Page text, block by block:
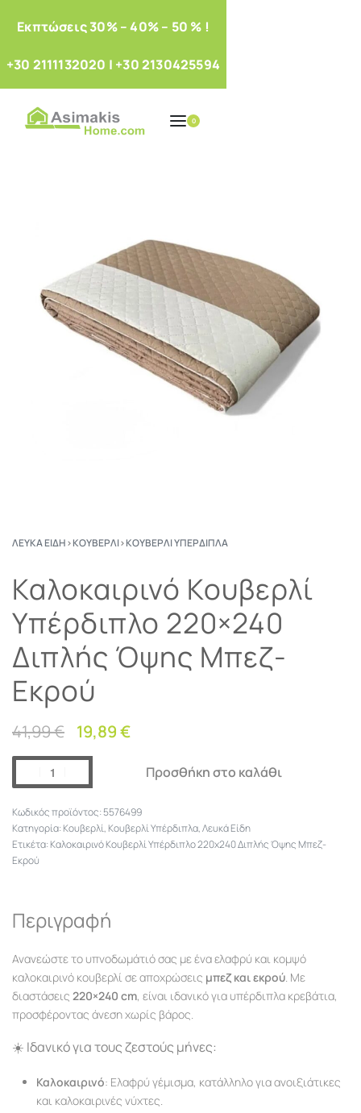
Eκπτώσεις 30% – 40% – 50 % !
+30 2111132020 | +30 2130425594
0
ΛΕΥΚΆ ΕΊΔΗ›ΚΟΥΒΕΡΛΊ›ΚΟΥΒΕΡΛΊ ΥΠΈΡΔΙΠΛΑ
Καλοκαιρινό Κουβερλί
Υπέρδιπλο 220×240
Διπλής Όψης Μπεζ-
Εκρού
41,99€ 19,89€
Προσθήκη στο καλάθι
5576499
Κατηγορία:Κουβερλί, Κουβερλί Υπέρδιπλα,Λευκά Είδη
Ετικέτα:Καλοκαιρινό Κουβερλί Υπέρδιπλο 220x240 Διπλής Όψης Μπεζ-
Εκρού
Περιγραφή
Ανανεώστε το υπνοδωμάτιό σας με ένα ελαφρύ και κομψό
καλοκαιρινό κουβερλί σε αποχρώσεις μπεζ και εκρού. Με
διαστάσεις 220×240 cm, είναι ιδανικό για υπέρδιπλα κρεβάτια,
προσφέροντας άνεση χωρίς βάρος.
☀️ Ιδανικό για τους ζεστούς μήνες:
Καλοκαιρινό: Ελαφρύ γέμισμα, κατάλληλο για ανοιξιάτικες
και καλοκαιρινές νύχτες.